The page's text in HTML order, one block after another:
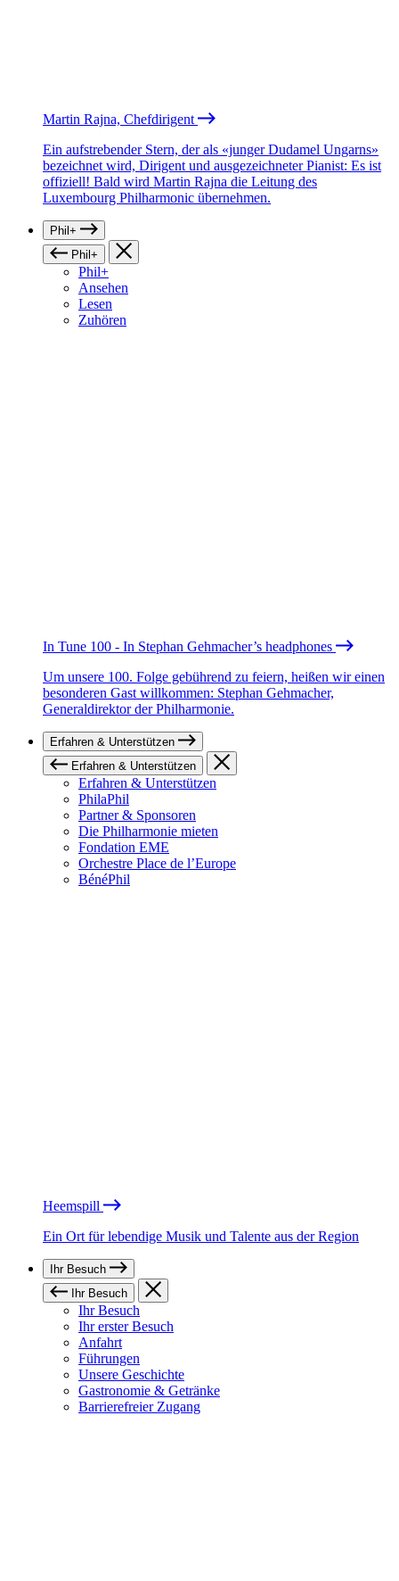
Martin Rajna, Chefdirigent
Ein aufstrebender Stern, der als «junger Dudamel Ungarns»
bezeichnet wird, Dirigent und ausgezeichneter Pianist: Es ist
offiziell! Bald wird Martin Rajna die Leitung des
Luxembourg Philharmonic übernehmen.
Phil+
Phil+
Phil+
Ansehen
Lesen
Zuhören
In Tune 100 - In Stephan Gehmacher’s headphones
Um unsere 100. Folge gebührend zu feiern, heißen wir einen
besonderen Gast willkommen: Stephan Gehmacher,
Generaldirektor der Philharmonie.
Erfahren & Unterstützen
Erfahren & Unterstützen
Erfahren & Unterstützen
PhilaPhil
Partner & Sponsoren
Die Philharmonie mieten
Fondation EME
Orchestre Place de l’Europe
BénéPhil
Heemspill
Ein Ort für lebendige Musik und Talente aus der Region
Ihr Besuch
Ihr Besuch
Ihr Besuch
Ihr erster Besuch
Anfahrt
Führungen
Unsere Geschichte
Gastronomie & Getränke
Barrierefreier Zugang